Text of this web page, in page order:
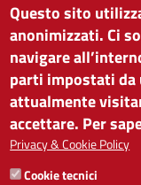
CAMERA DI
via Alto Adige
tel. 0471 945
Partita IVA:
ISTITUTO PER
SVILUPPO
Questo sito
anonimizzati. Ci
navigare
parti impostati da
attualmente
accettare. Per
Privacy & Cookie Policy
Cookie tecnici